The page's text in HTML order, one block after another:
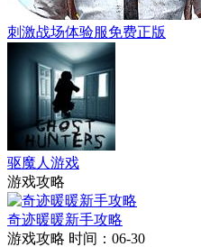
刺激战场体验服免费正版
驱魔人游戏
游戏攻略
奇迹暖暖新手攻略
游戏攻略 时间：06-30